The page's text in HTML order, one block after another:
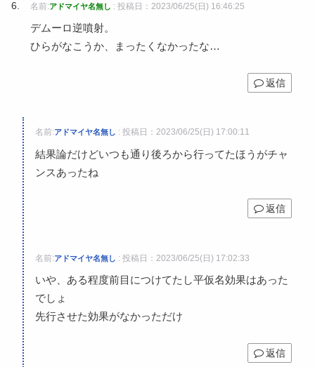
名前:アドマイヤ名無し : 投稿日：2023/06/25(日) 16:46:25
デムーロ逆噴射。
ひらがなこうか、まったくなかったな…
返信
名前:アドマイヤ名無し : 投稿日：2023/06/25(日) 17:00:11
結果論だけどいつも通り後ろから行ってたほうがチャ
ンスあったね
返信
名前:アドマイヤ名無し : 投稿日：2023/06/25(日) 17:02:33
いや、ある程度前目につけてたし平仮名効果はあった
でしょ
先行させた効果がなかっただけ
返信